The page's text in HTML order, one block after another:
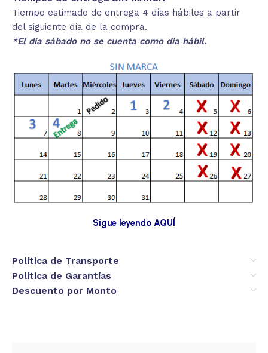
Tiempo estimado de entrega 4 días hábiles a partir
del siguiente día de la compra.
*El día sábado no se cuenta como día hábil.
Sigue leyendo AQUÍ
Política de Transporte
Política de Garantías
Descuento por Monto